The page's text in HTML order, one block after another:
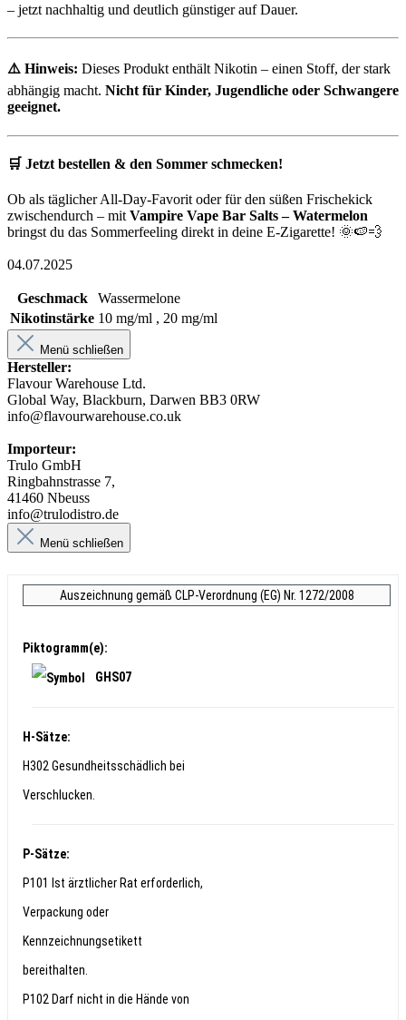
– jetzt nachhaltig und deutlich günstiger auf Dauer.
⚠️ Hinweis: Dieses Produkt enthält Nikotin – einen Stoff, der stark
abhängig macht. Nicht für Kinder, Jugendliche oder Schwangere
geeignet.
🛒 Jetzt bestellen & den Sommer schmecken!
Ob als täglicher All-Day-Favorit oder für den süßen Frischekick
zwischendurch – mit Vampire Vape Bar Salts – Watermelon
bringst du das Sommerfeeling direkt in deine E-Zigarette! 🌞🍉💨
04.07.2025
Geschmack
Wassermelone
Nikotinstärke 10 mg/ml , 20 mg/ml
Menü schließen
Hersteller:
Flavour Warehouse Ltd.
Global Way, Blackburn, Darwen BB3 0RW
info@flavourwarehouse.co.uk
Importeur:
Trulo GmbH
Ringbahnstrasse 7,
41460 Nbeuss
info@trulodistro.de
Menü schließen
Auszeichnung gemäß CLP-Verordnung (EG) Nr. 1272/2008
Piktogramm(e):
GHS07
H-Sätze:
H302 Gesundheitsschädlich bei
Verschlucken.
P-Sätze:
P101 Ist ärztlicher Rat erforderlich,
Verpackung oder
Kennzeichnungsetikett
bereithalten.
P102 Darf nicht in die Hände von